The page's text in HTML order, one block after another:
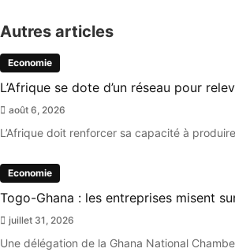
Autres articles
Economie
L’Afrique se dote d’un réseau pour
août 6, 2026
L’Afrique doit renforcer sa capacité à
Economie
Togo-Ghana : les entreprises misent
juillet 31, 2026
Une délégation de la Ghana National